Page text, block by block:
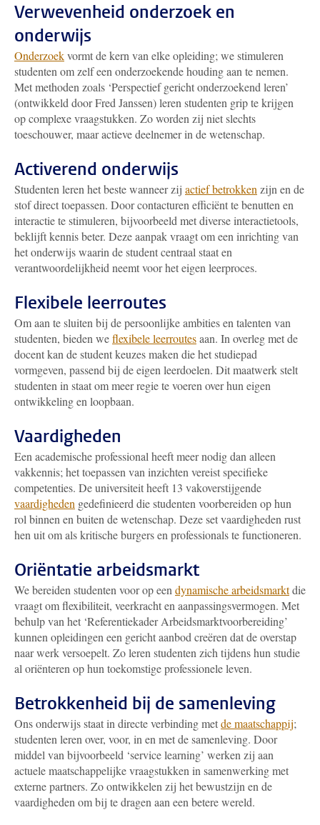
Verwevenheid onderzoek en
onderwijs
Onderzoekvormt de kern van elke opleiding; we stimuleren
studenten om zelf een onderzoekende houding aan te nemen.
Met methoden zoals ‘Perspectief gericht onderzoekend leren’
(ontwikkeld door Fred Janssen) leren studenten grip te krijgen
op complexe vraagstukken. Zo worden zij niet slechts
toeschouwer, maar actieve deelnemer in de wetenschap.
Activerend onderwijs
Studenten leren het beste wanneer zij actief betrokken zijn en de
stof direct toepassen. Door contacturen efficiënt te benutten en
interactie te stimuleren, bijvoorbeeld met diverse interactietools,
beklijft kennis beter. Deze aanpak vraagt om een inrichting van
het onderwijs waarin de student centraal staat en
verantwoordelijkheid neemt voor het eigen leerproces.
Flexibele leerroutes
Om aan te sluiten bij de persoonlijke ambities en talenten van
studenten, bieden weflexibele leerroutesaan. In overleg met de
docent kan de student keuzes maken die het studiepad
vormgeven, passend bij de eigen leerdoelen. Dit maatwerk stelt
studenten in staat om meer regie te voeren over hun eigen
ontwikkeling en loopbaan.
Vaardigheden
Een academische professional heeft meer nodig dan alleen
vakkennis; het toepassen van inzichten vereist specifieke
competenties. De universiteit heeft 13 vakoverstijgende
vaardigheden gedefinieerd die studenten voorbereiden op hun
rol binnen en buiten de wetenschap. Deze set vaardigheden rust
hen uit om als kritische burgers en professionals te functioneren.
Oriëntatie arbeidsmarkt
We bereiden studenten voor op een dynamische arbeidsmarktdie
vraagt om flexibiliteit, veerkracht en aanpassingsvermogen. Met
behulp van het ‘Referentiekader Arbeidsmarktvoorbereiding’
kunnen opleidingen een gericht aanbod creëren dat de overstap
naar werk versoepelt. Zo leren studenten zich tijdens hun studie
al oriënteren op hun toekomstige professionele leven.
Betrokkenheid bij de samenleving
Ons onderwijs staat in directe verbinding metde maatschappij;
studenten leren over, voor, in en met de samenleving. Door
middel van bijvoorbeeld ‘service learning’ werken zij aan
actuele maatschappelijke vraagstukken in samenwerking met
externe partners. Zo ontwikkelen zij het bewustzijn en de
vaardigheden om bij te dragen aan een betere wereld.